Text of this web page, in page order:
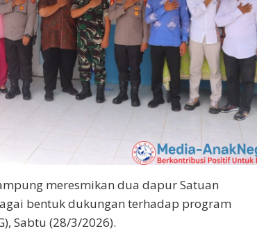
meresmikan dua dapur Satuan
bentuk dukungan terhadap program
Sabtu (28/3/2026).